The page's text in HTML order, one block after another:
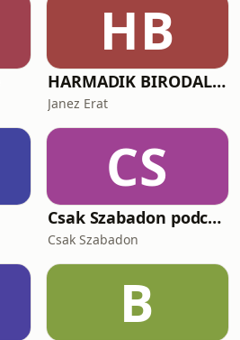
HB
HARMADIK BIRODALOM – a nemzetiszocializmus története
Janez Erat
CS
Csak Szabadon podcast
Csak Szabadon
B